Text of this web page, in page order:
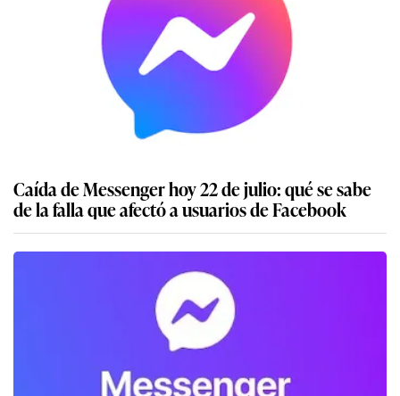
Caída de Messenger hoy 22 de julio: qué se sabe
de la falla que afectó a usuarios de Facebook